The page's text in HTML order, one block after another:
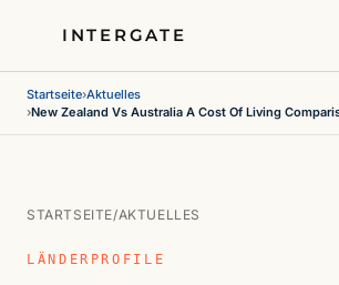
INTERGATE
Startseite›Aktuelles
›New Zealand Vs Australia A Cost Of Living
STARTSEITE/AKTUELLES
LÄNDERPROFILE